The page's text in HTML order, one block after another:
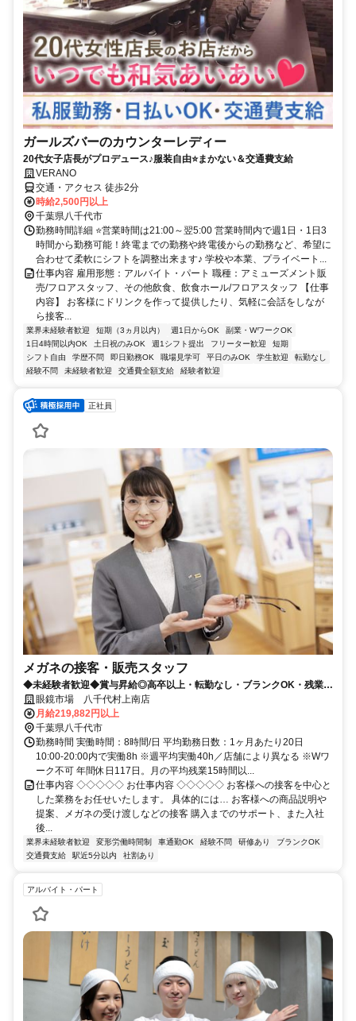
ガールズバーのカウンターレディー
20代女子店長がプロデュース♪服装自由⭐まかない＆交通費支給
VERANO
交通・アクセス 徒歩2分
時給2,500円以上
千葉県八千代市
勤務時間詳細 ⭐営業時間は21:00～翌5:00 営業時間内で週1日・1日3
時間から勤務可能！終電までの勤務や終電後からの勤務など、希望に
合わせて柔軟にシフトを調整出来ます♪ 学校や本業、プライベート...
仕事内容 雇用形態：アルバイト・パート 職種：アミューズメント販
売/フロアスタッフ、その他飲食、飲食ホール/フロアスタッフ 【仕事
内容】 お客様にドリンクを作って提供したり、気軽に会話をしなが
ら接客...
業界未経験者歓迎 短期（3ヵ月以内） 週1日からOK
副業・WワークOK
1日4時間以内OK
土日祝のみOK 週1シフト提出 フリーター歓迎
短期
シフト自由
学歴不問 即日勤務OK 職場見学可 平日のみOK 学生歓迎
転勤なし
経験不問
未経験者歓迎 交通費全額支給 経験者歓迎
正社員
メガネの接客・販売スタッフ
◆未経験者歓迎◆賞与昇給◎高卒以上・転勤なし・ブランクOK・残業少
なめ・業界No1！
眼鏡市場 八千代村上南店
月給219,882円以上
千葉県八千代市
勤務時間 実働時間：8時間/日 平均勤務日数：1ヶ月あたり20日
10:00-20:00内で実働8h ※週平均実働40h／店舗により異なる ※Wワ
ーク不可 年間休日117日。月の平均残業15時間以...
仕事内容 ◇◇◇◇◇ お仕事内容 ◇◇◇◇◇ お客様への接客を中心と
した業務をお任せいたします。 具体的には… お客様への商品説明や
提案、メガネの受け渡しなどの接客 購入までのサポート、また入社
後...
業界未経験者歓迎 変形労働時間制 車通勤OK 経験不問 研修あり
ブランクOK
交通費支給
駅近5分以内 社割あり
アルバイト・パート